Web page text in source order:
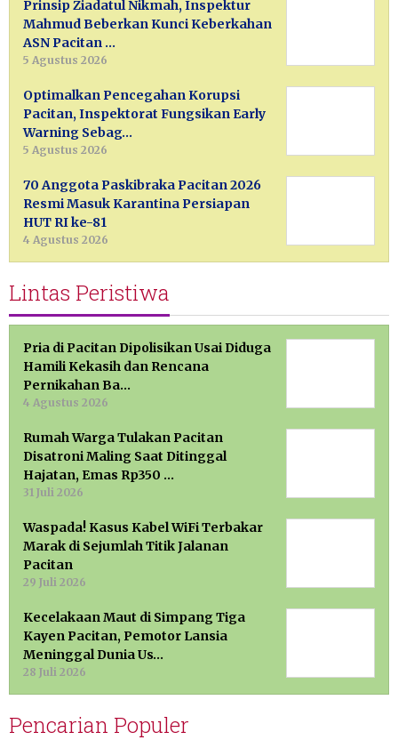
Prinsip Ziadatul Nikmah, Inspektur
Mahmud Beberkan Kunci Keberkahan
ASN Pacitan …
5 Agustus 2026
Optimalkan Pencegahan Korupsi
Pacitan, Inspektorat Fungsikan Early
Warning Sebag…
5 Agustus 2026
70 Anggota Paskibraka Pacitan 2026
Resmi Masuk Karantina Persiapan
HUT RI ke-81
4 Agustus 2026
Lintas Peristiwa
Pria di Pacitan Dipolisikan Usai Diduga
Hamili Kekasih dan Rencana
Pernikahan Ba…
4 Agustus 2026
Rumah Warga Tulakan Pacitan
Disatroni Maling Saat Ditinggal
Hajatan, Emas Rp350 …
31 Juli 2026
Waspada! Kasus Kabel WiFi Terbakar
Marak di Sejumlah Titik Jalanan
Pacitan
29 Juli 2026
Kecelakaan Maut di Simpang Tiga
Kayen Pacitan, Pemotor Lansia
Meninggal Dunia Us…
28 Juli 2026
Pencarian Populer